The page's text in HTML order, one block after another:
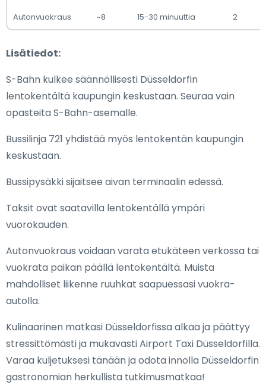
Autonvuokraus ~8 15-30 minuuttia 2
Lisätiedot:
S-Bahn kulkee säännöllisesti Düsseldorfin
lentokentältä kaupungin keskustaan. Seuraa vain
opasteita S-Bahn-asemalle.
Bussilinja 721 yhdistää myös lentokentän kaupungin
keskustaan.
Bussipysäkki sijaitsee aivan terminaalin edessä.
Taksit ovat saatavilla lentokentällä ympäri
vuorokauden.
Autonvuokraus voidaan varata etukäteen verkossa tai
vuokrata paikan päällä lentokentältä. Muista
mahdolliset liikenne ruuhkat saapuessasi vuokra-
autolla.
Kulinaarinen matkasi Düsseldorfissa alkaa ja päättyy
stressittömästi ja mukavasti Airport Taxi Düsseldorfilla.
Varaa kuljetuksesi tänään ja odota innolla Düsseldorfin
gastronomian herkullista tutkimusmatkaa!